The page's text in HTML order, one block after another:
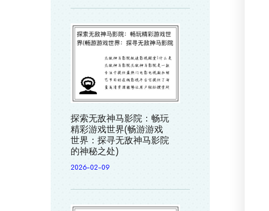
探索无敌神马影院：畅玩
精彩游戏世界(畅游游戏
世界：探寻无敌神马影院
的神秘之处)
2026-02-09